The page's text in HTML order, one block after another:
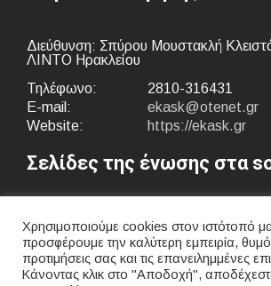
Διεύθυνση: Σπύρου Μουστακλή
ΛΙΝΤΟ Ηρακλείου
Τηλέφωνο:
2810-316431
E-mail:
ekask@otenet.gr
Website:
https://ekask.gr
Σελίδες της ένωσης στα
Χρησιμοποιούμε cookies στον ιστότοπό
προσφέρουμε την καλύτερη εμπειρία,
προτιμήσεις σας και τις επανειλημμένες
Κάνοντας κλικ στο "Αποδοχή",